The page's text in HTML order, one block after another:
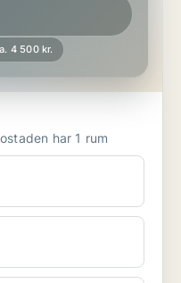
4 500 kr.
att hyra i Vetlanda Bostaden har 1 rum